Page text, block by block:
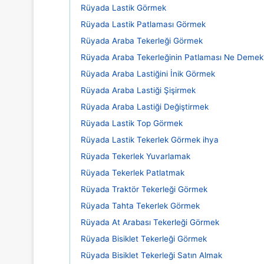
Rüyada Lastik Görmek
Rüyada Lastik Patlaması Görmek
Rüyada Araba Tekerleği Görmek
Rüyada Araba Tekerleğinin Patlaması Ne
Rüyada Araba Lastiğini İnik Görmek
Rüyada Araba Lastiği Şişirmek
Rüyada Araba Lastiği Değiştirmek
Rüyada Lastik Top Görmek
Rüyada Lastik Tekerlek Görmek ihya
Rüyada Tekerlek Yuvarlamak
Rüyada Tekerlek Patlatmak
Rüyada Traktör Tekerleği Görmek
Rüyada Tahta Tekerlek Görmek
Rüyada At Arabası Tekerleği Görmek
Rüyada Bisiklet Tekerleği Görmek
Rüyada Bisiklet Tekerleği Satın Almak